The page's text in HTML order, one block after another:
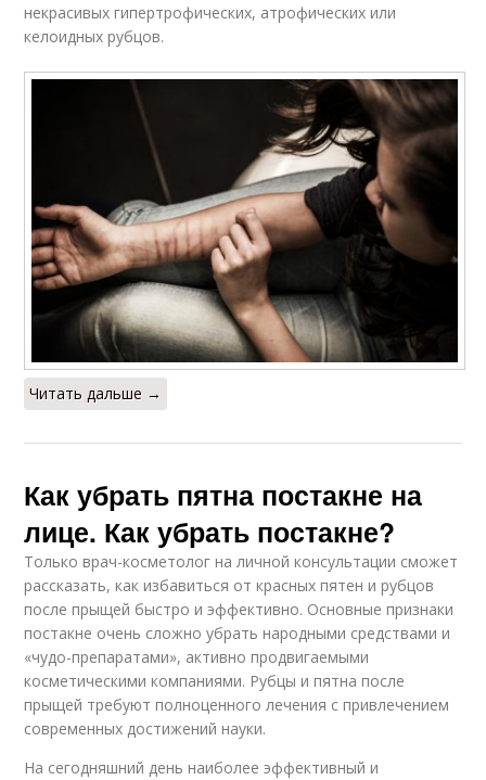
некрасивых гипертрофических, атрофических или
келоидных рубцов.
Читать дальше →
Как убрать пятна постакне на
лице. Как убрать постакне?
Только врач-косметолог на личной консультации сможет
рассказать, как избавиться от красных пятен и рубцов
после прыщей быстро и эффективно. Основные признаки
постакне очень сложно убрать народными средствами и
«чудо-препаратами», активно продвигаемыми
косметическими компаниями. Рубцы и пятна после
прыщей требуют полноценного лечения с привлечением
современных достижений науки.
На сегодняшний день наиболее эффективный и